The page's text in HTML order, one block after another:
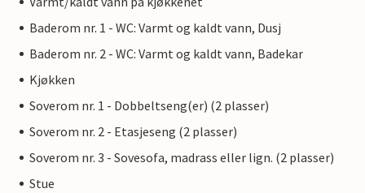
Baderom nr. 1 - WC: Varmt og kaldt vann, Dusj
Baderom nr. 2 - WC: Varmt og kaldt vann, Badekar
Kjøkken
Soverom nr. 1 - Dobbeltseng(er) (2 plasser)
Soverom nr. 2 - Etasjeseng (2 plasser)
Soverom nr. 3 - Sovesofa, madrass eller lign. (2 plasser)
Stue